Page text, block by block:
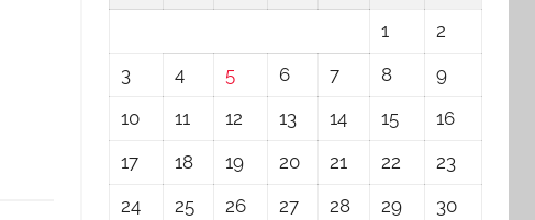
1
2
3
4 5 6 7 8
9
10
11 12 13 14 15
16
17
18 19 20 21 22
23
24
25 26 27 28 29
30